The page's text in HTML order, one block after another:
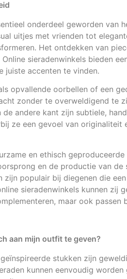
onderdeel geworden van
uitjes met vrienden tot
Het ontdekken van
sieradenwinkels bieden
juiste accenten te vinden.
opvallende oorbellen of een
zonder te overweldigend te
andere kant zijn subtiele,
ze een gevoel van originaliteit
en ethisch geproduceerde
en de productie van de
zijn populair bij diegenen die
sieradenwinkels kunnen zij
maar ook passen
aan mijn outfit te geven?
stukken zijn
kunnen eenvoudig worden